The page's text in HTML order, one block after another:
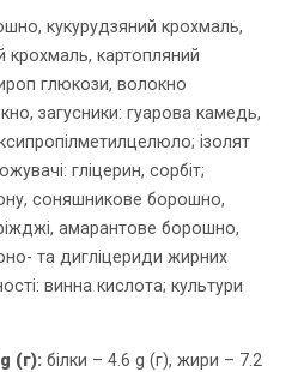
кукурудзяний крохмаль,
картопляний
глюкози, волокно
загусники: гуарова камедь,
ізолят
гліцерин, сорбіт;
соняшникове борошно,
амарантове борошно,
та дигліцериди жирних
винна кислота; культури
(г): білки – 4.6 g (г), жири – 7.2